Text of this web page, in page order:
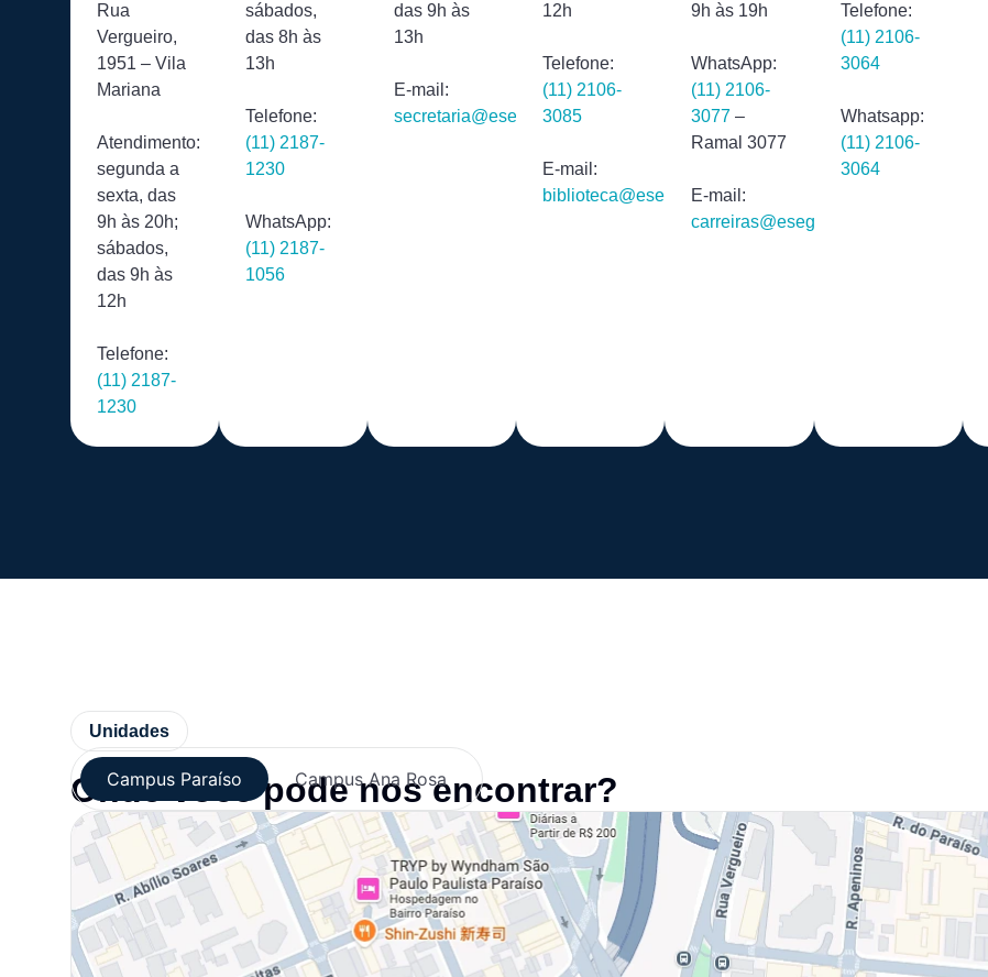
Rua
Vergueiro,
1951 – Vila
Mariana
Atendimento:
segunda a
sexta, das
9h às 20h;
sábados,
das 9h às
12h
Telefone:
(11) 2187-
1230
sábados,
das 8h às
13h
Telefone:
(11) 2187-
1230
WhatsApp:
(11) 2187-
1056
das 9h às
13h
E-mail:
secretaria@eseg.edu.br
12h
Telefone:
(11) 2106-
3085
E-mail:
biblioteca@eseg.edu.br
9h às 19h
WhatsApp:
(11) 2106-
3077 –
Ramal 3077
E-mail:
carreiras@eseg.edu.br
Telefone:
(11) 2106-
3064
Whatsapp:
(11) 2106-
3064
Unidades
Onde você pode nos encontrar?
Campus Paraíso Campus Ana Rosa